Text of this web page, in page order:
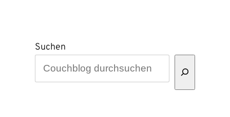
Suchen